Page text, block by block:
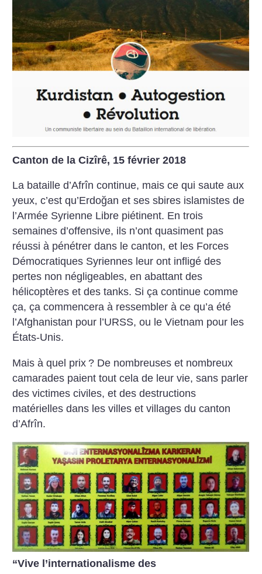
Canton de la Cizîrê, 15 février 2018
La bataille d’Afrîn continue, mais ce qui saute aux
yeux, c’est qu’Erdoğan et ses sbires islamistes de
l’Armée Syrienne Libre piétinent. En trois
semaines d’offensive, ils n’ont quasiment pas
réussi à pénétrer dans le canton, et les Forces
Démocratiques Syriennes leur ont infligé des
pertes non négligeables, en abattant des
hélicoptères et des tanks. Si ça continue comme
ça, ça commencera à ressembler à ce qu’a été
l’Afghanistan pour l’URSS, ou le Vietnam pour les
États-Unis.
Mais à quel prix ? De nombreuses et nombreux
camarades paient tout cela de leur vie, sans parler
des victimes civiles, et des destructions
matérielles dans les villes et villages du canton
d’Afrîn.
“Vive l’internationalisme des